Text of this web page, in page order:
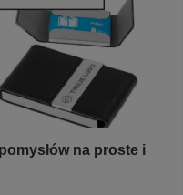
na proste i